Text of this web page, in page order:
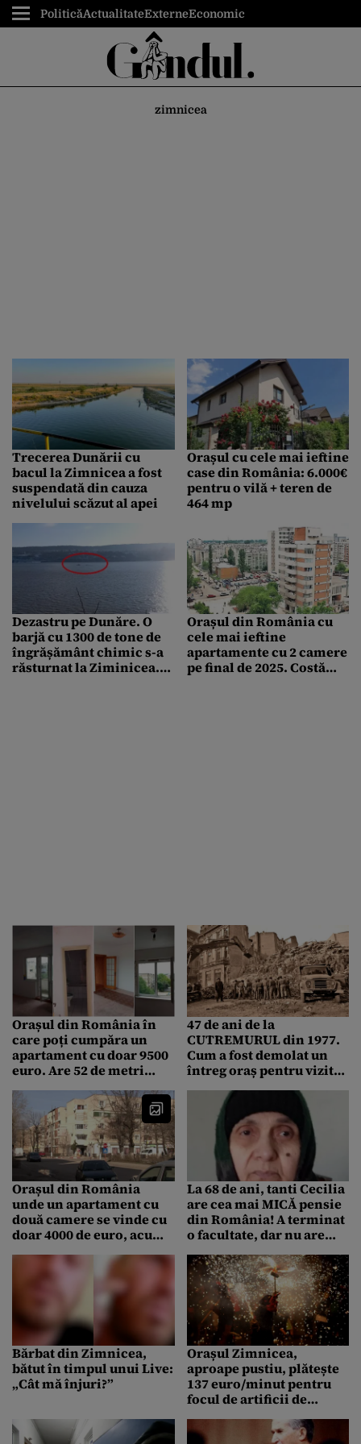
PoliticăActualitateExterneEconomic
zimnicea
Trecerea Dunării cu
bacul la Zimnicea a fost
suspendată din cauza
nivelului scăzut al apei
Orașul cu cele mai ieftine
case din România: 6.000€
pentru o vilă + teren de
464 mp
Dezastru pe Dunăre. O
barjă cu 1300 de tone de
îngrășământ chimic s-a
răsturnat la Ziminicea.
Orașul din România cu
cele mai ieftine
apartamente cu 2 camere
pe final de 2025. Costă
Orașul din România în
care poți cumpăra un
apartament cu doar 9500
euro. Are 52 de metri
negociabil
47 de ani de la
CUTREMURUL din 1977.
Cum a fost demolat un
întreg oraș pentru vizita
Orașul din România
unde un apartament cu
două camere se vinde cu
doar 4000 de euro, acum,
La 68 de ani, tanti Cecilia
are cea mai MICĂ pensie
din România! A terminat
o facultate, dar nu are
Bărbat din Zimnicea,
bătut în timpul unui Live:
„Cât mă înjuri?”
Orașul Zimnicea,
aproape pustiu, plătește
137 euro/minut pentru
focul de artificii de